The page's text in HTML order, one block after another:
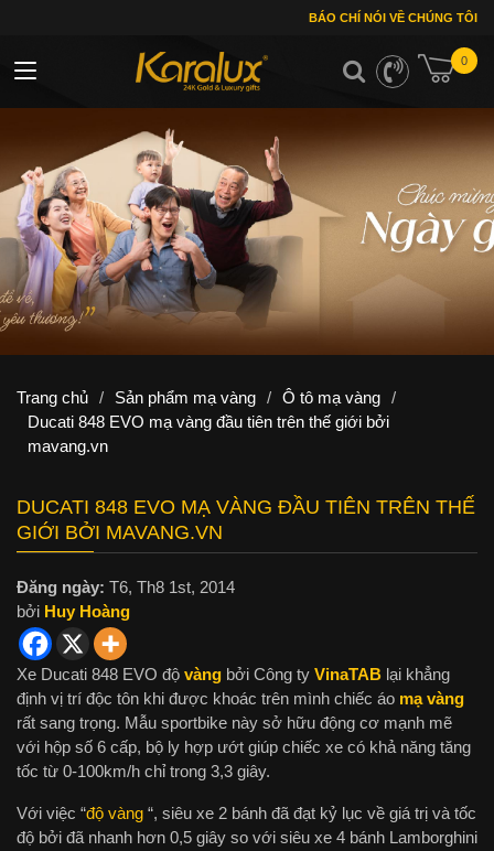
BÁO CHÍ NÓI VỀ CHÚNG TÔI
0
Toggle navigation
Trang chủ / Sản phẩm mạ vàng / Ô tô mạ vàng /
Ducati 848 EVO mạ vàng đầu tiên trên thế giới bởi
mavang.vn
DUCATI 848 EVO MẠ VÀNG ĐẦU TIÊN TRÊN THẾ
GIỚI BỞI MAVANG.VN
Đăng ngày: T6, Th8 1st, 2014
bởi Huy Hoàng
Xe Ducati 848 EVO độ vàng bởi Công ty VinaTAB lại khẳng
định vị trí độc tôn khi được khoác trên mình chiếc áo mạ vàng
rất sang trọng. Mẫu sportbike này sở hữu động cơ mạnh mẽ
với hộp số 6 cấp, bộ ly hợp ướt giúp chiếc xe có khả năng tăng
tốc từ 0-100km/h chỉ trong 3,3 giây.
Với việc “độ vàng “, siêu xe 2 bánh đã đạt kỷ lục về giá trị và tốc
độ bởi đã nhanh hơn 0,5 giây so với siêu xe 4 bánh Lamborghini